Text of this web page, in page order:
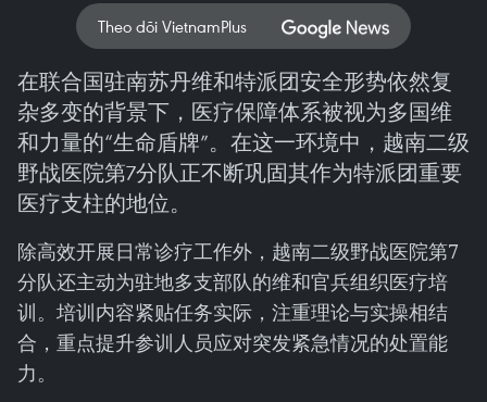
Theo dõi VietnamPlus
在联合国驻南苏丹维和特派团安全形势依然复
杂多变的背景下，医疗保障体系被视为多国维
和力量的“生命盾牌”。在这一环境中，越南二级
野战医院第7分队正不断巩固其作为特派团重要
医疗支柱的地位。
除高效开展日常诊疗工作外，越南二级野战医院第7
分队还主动为驻地多支部队的维和官兵组织医疗培
训。培训内容紧贴任务实际，注重理论与实操相结
合，重点提升参训人员应对突发紧急情况的处置能
力。